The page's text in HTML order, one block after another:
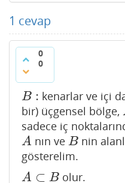
1 cevap
0
0
B :
B:
kenarlar ve içi
bir) üçgensel bölge,
sadece iç
A
A nın ve B
B nin
gösterelim.
A ⊂ B
A⊂B olur.